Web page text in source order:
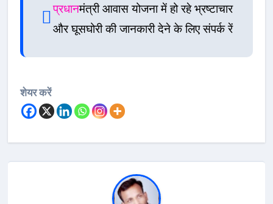
प्रधानमंत्री आवास योजना में हो रहे भ्रष्टाचार
और घूसघोरी की जानकारी देने के लिए संपर्क रें
शेयर करें